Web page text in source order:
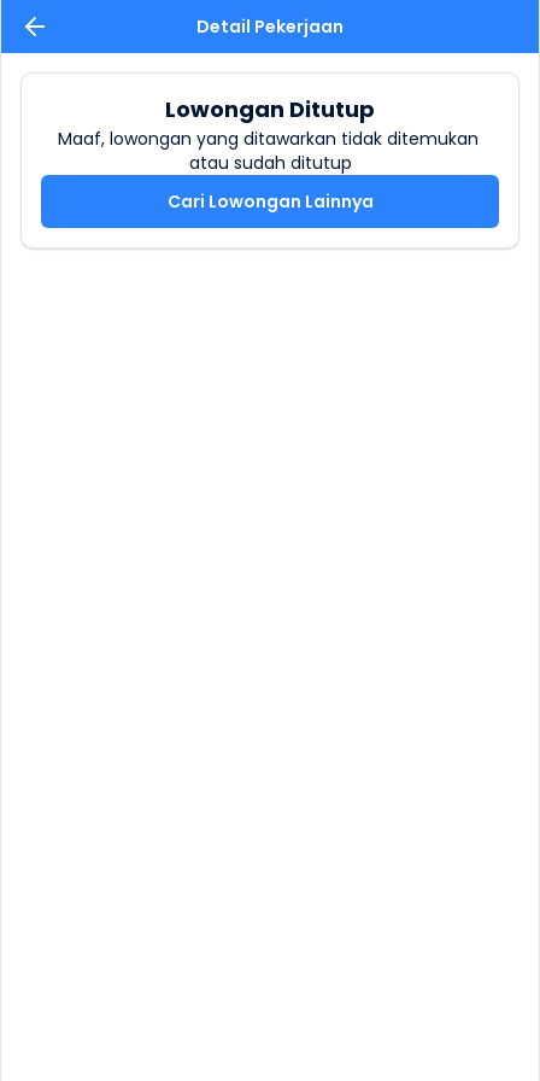
Detail Pekerjaan
Lowongan Ditutup
Maaf, lowongan yang ditawarkan tidak ditemukan
atau sudah ditutup
Cari Lowongan Lainnya